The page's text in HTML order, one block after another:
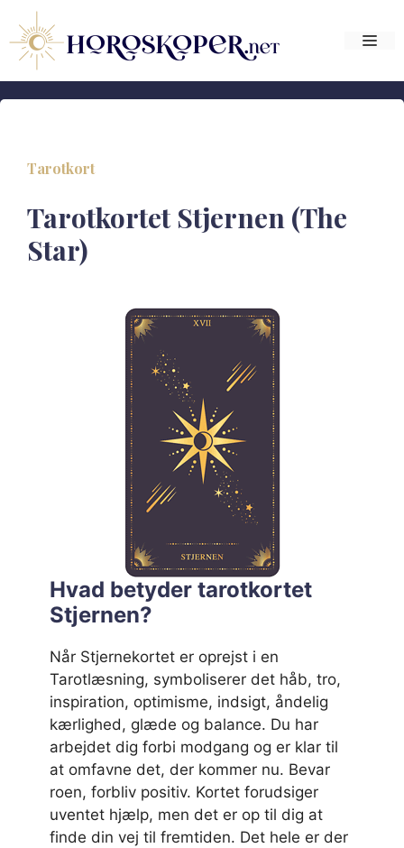
indhold
Tarotkort
Tarotkortet Stjernen (The
Star)
Hvad betyder tarotkortet
Stjernen?
Når Stjernekortet er oprejst i en
Tarotlæsning, symboliserer det håb, tro,
inspiration, optimisme, indsigt, åndelig
kærlighed, glæde og balance. Du har
arbejdet dig forbi modgang og er klar til
at omfavne det, der kommer nu. Bevar
roen, forbliv positiv. Kortet forudsiger
uventet hjælp, men det er op til dig at
finde din vej til fremtiden. Det hele er der